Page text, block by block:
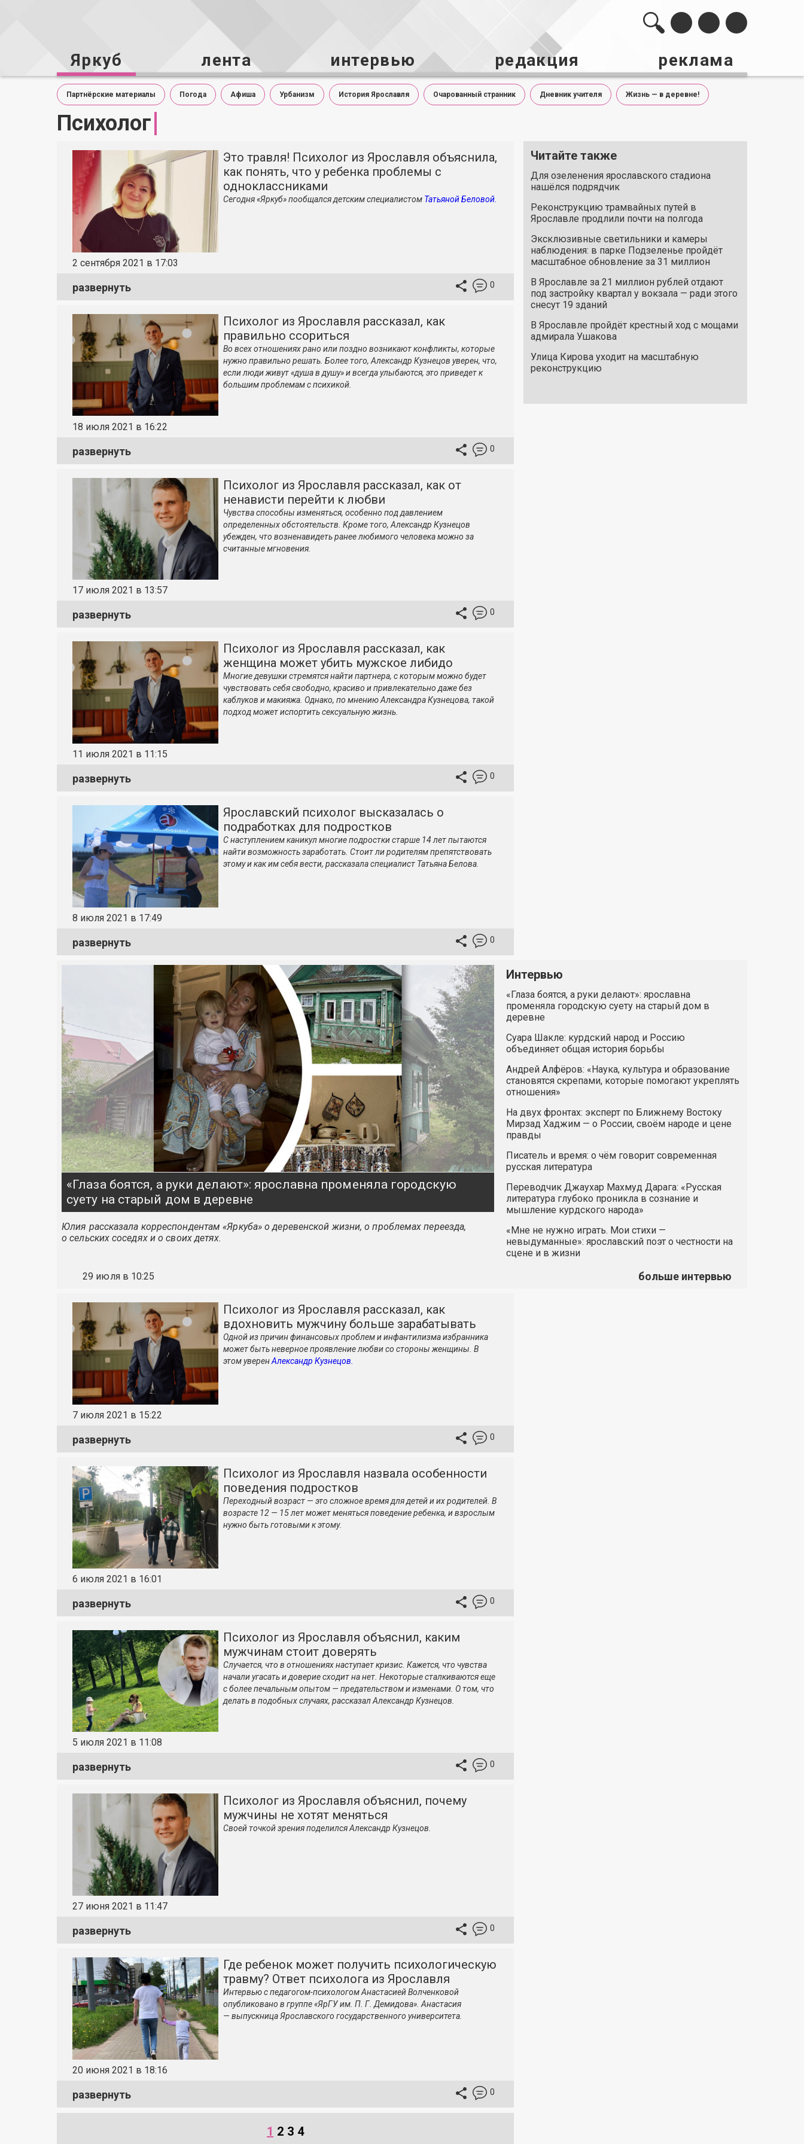
Яркуб лента интервью редакция реклама
Партнёрские материалы Погода Афиша Урбанизм История Ярославля Очарованный странник Дневник учителя Жизнь — в деревне!
Психолог
2 сентября 2021 в 17:03
Это травля! Психолог из Ярославля объяснила,
как понять, что у ребенка проблемы с
одноклассниками
Сегодня «Яркуб» пообщался детским специалистом Татьяной Беловой.
развернуть 0
18 июля 2021 в 16:22
Психолог из Ярославля рассказал, как
правильно ссориться
Во всех отношениях рано или поздно возникают конфликты, которые
нужно правильно решать. Более того, Александр Кузнецов уверен, что,
если люди живут «душа в душу» и всегда улыбаются, это приведет к
большим проблемам с психикой.
развернуть 0
17 июля 2021 в 13:57
Психолог из Ярославля рассказал, как от
ненависти перейти к любви
Чувства способны изменяться, особенно под давлением
определенных обстоятельств. Кроме того, Александр Кузнецов
убежден, что возненавидеть ранее любимого человека можно за
считанные мгновения.
развернуть 0
11 июля 2021 в 11:15
Психолог из Ярославля рассказал, как
женщина может убить мужское либидо
Многие девушки стремятся найти партнера, с которым можно будет
чувствовать себя свободно, красиво и привлекательно даже без
каблуков и макияжа. Однако, по мнению Александра Кузнецова, такой
подход может испортить сексуальную жизнь.
развернуть 0
8 июля 2021 в 17:49
Ярославский психолог высказалась о
подработках для подростков
С наступлением каникул многие подростки старше 14 лет пытаются
найти возможность заработать. Стоит ли родителям препятствовать
этому и как им себя вести, рассказала специалист Татьяна Белова.
развернуть 0
Читайте также
Для озеленения ярославского стадиона
нашёлся подрядчик
Реконструкцию трамвайных путей в
Ярославле продлили почти на полгода
Эксклюзивные светильники и камеры
наблюдения: в парке Подзеленье пройдёт
масштабное обновление за 31 миллион
В Ярославле за 21 миллион рублей отдают
под застройку квартал у вокзала — ради этого
снесут 19 зданий
В Ярославле пройдёт крестный ход с мощами
адмирала Ушакова
Улица Кирова уходит на масштабную
реконструкцию
«Глаза боятся, а руки делают»: ярославна променяла городскую
суету на старый дом в деревне
Юлия рассказала корреспондентам «Яркуба» о деревенской жизни, о проблемах переезда,
о сельских соседях и о своих детях.
29 июля в 10:25
Интервью
«Глаза боятся, а руки делают»: ярославна
променяла городскую суету на старый дом в
деревне
Суара Шакле: курдский народ и Россию
объединяет общая история борьбы
Андрей Алфёров: «Наука, культура и образование
становятся скрепами, которые помогают укреплять
отношения»
На двух фронтах: эксперт по Ближнему Востоку
Мирзад Хаджим — о России, своём народе и цене
правды
Писатель и время: о чём говорит современная
русская литература
Переводчик Джаухар Махмуд Дарага: «Русская
литература глубоко проникла в сознание и
мышление курдского народа»
«Мне не нужно играть. Мои стихи —
невыдуманные»: ярославский поэт о честности на
сцене и в жизни
больше интервью
7 июля 2021 в 15:22
Психолог из Ярославля рассказал, как
вдохновить мужчину больше зарабатывать
Одной из причин финансовых проблем и инфантилизма избранника
может быть неверное проявление любви со стороны женщины. В
этом уверенАлександр Кузнецов.
развернуть 0
6 июля 2021 в 16:01
Психолог из Ярославля назвала особенности
поведения подростков
Переходный возраст — это сложное время для детей и их родителей. В
возрасте 12 — 15 лет может меняться поведение ребенка, и взрослым
нужно быть готовыми к этому.
развернуть 0
5 июля 2021 в 11:08
Психолог из Ярославля объяснил, каким
мужчинам стоит доверять
Случается, что в отношениях наступает кризис. Кажется, что чувства
начали угасать и доверие сходит на нет. Некоторые сталкиваются еще
с более печальным опытом — предательством и изменами. О том, что
делать в подобных случаях, рассказал Александр Кузнецов.
развернуть 0
27 июня 2021 в 11:47
Психолог из Ярославля объяснил, почему
мужчины не хотят меняться
Своей точкой зрения поделился Александр Кузнецов.
развернуть 0
20 июня 2021 в 18:16
Где ребенок может получить психологическую
травму? Ответ психолога из Ярославля
Интервью спедагогом-психологомАнастасией Волченковой
опубликовано в группе «ЯрГУ им. П. Г. Демидова». Анастасия
— выпускница Ярославского государственного университета.
развернуть 0
1 2 3 4